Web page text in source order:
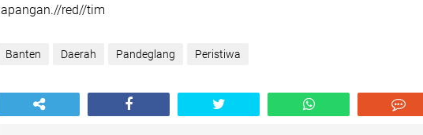
lapangan.//red//tim
Banten Daerah Pandeglang Peristiwa